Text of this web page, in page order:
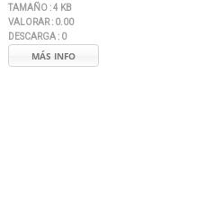
TAMAÑO :4 KB
VALORAR : 0.00
DESCARGA : 0
MÁS INFO